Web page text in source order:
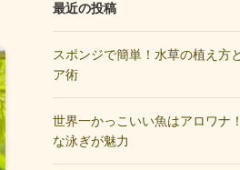
最近の投稿
スポンジで簡単！水草の植え方
ア術
世界一かっこいい魚はアロワナ
な泳ぎが魅力